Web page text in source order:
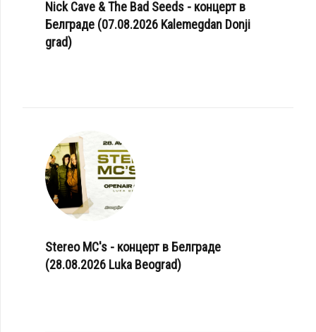
Nick Cave & The Bad Seeds - концерт в
Белграде (07.08.2026 Kalemegdan Donji
grad)
Stereo MC's - концерт в Белграде
(28.08.2026 Luka Beograd)